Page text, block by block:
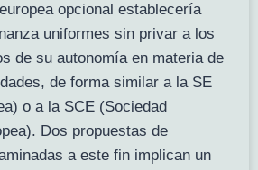
opcional establecería
uniformes sin privar a los
de su autonomía en materia de
de forma similar a la SE
o a la SCE (Sociedad
Dos propuestas de
a este fin implican un